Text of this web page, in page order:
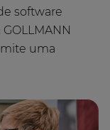
software
uma